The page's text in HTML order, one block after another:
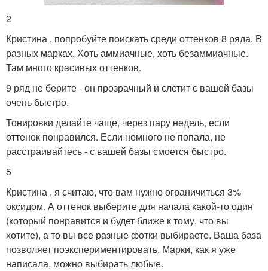
2
Кристина , попробуйте поискать среди оттенков 8 ряда. В
разных марках. Хоть аммиачные, хоть безаммиачные.
Там много красивых оттенков.
9 ряд не берите - он прозрачный и слетит с вашей базы
очень быстро.
Тонировки делайте чаще, через пару недель, если
оттенок понравился. Если немного не попала, не
расстраивайтесь - с вашей базы смоется быстро.
5
Кристина , я считаю, что вам нужно ограничиться 3%
оксидом. А оттенок выберите для начала какой-то один
(который понравится и будет ближе к тому, что вы
хотите), а то вы все разные фотки выбираете. Ваша база
позволяет поэкспериментировать. Марки, как я уже
написала, можно выбирать любые.